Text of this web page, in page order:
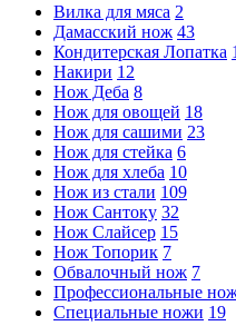
Вилка для мяса 2
Дамасский нож 43
Кондитерская Лопатка 1
Накири 12
Нож Деба 8
Нож для овощей 18
Нож для сашими 23
Нож для стейка 6
Нож для хлеба 10
Нож из стали 109
Нож Сантоку 32
Нож Слайсер 15
Нож Топорик 7
Обвалочный нож 7
Профессиональные
Специальные ножи 19